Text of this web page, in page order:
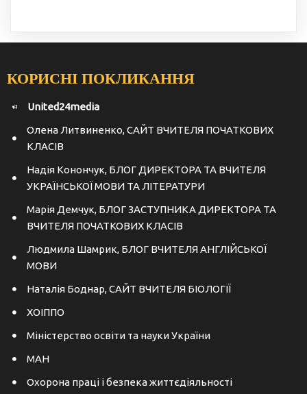
КОРИСНІ ПОКЛИКАННЯ
United24media
Олена Литвиненко, САЙТ ВЧИТЕЛЯ ПОЧАТКОВИХ
КЛАСІВ
Надія Конончук, БЛОГ ДИРЕКТОРА ТА ВЧИТЕЛЯ
УКРАЇНСЬКОЇ МОВИ ТА ЛІТЕРАТУРИ
Марія Демчук, БЛОГ ЗАСТУПНИКА ДИРЕКТОРА ТА
ВЧИТЕЛЯ ПОЧАТКОВИХ КЛАСІВ
Людмила Шамрик, БЛОГ ВЧИТЕЛЯ АНГЛІЙСЬКОЇ
МОВИ
Наталія Боднар, САЙТ ВЧИТЕЛЯ БІОЛОГІЇ
ХОІППО
Міністерство освіти та науки України
МАН
Охорона праці і безпека життєдіяльності